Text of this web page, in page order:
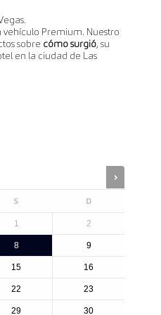
Premium. Nuestro
sobre cómo surgió, su
en la ciudad de Las
S D
1 2
8 9
15 16
22 23
29 30